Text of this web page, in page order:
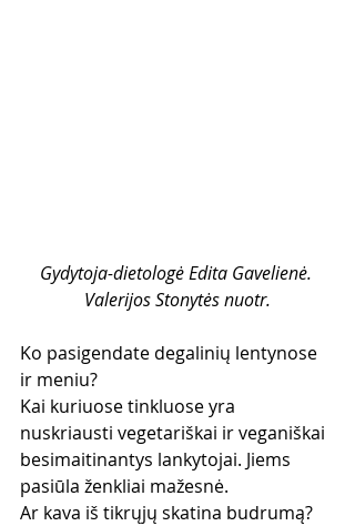
Gydytoja-dietologė Edita Gavelienė.
Valerijos Stonytės nuotr.
Ko pasigendate degalinių lentynose
ir meniu?
Kai kuriuose tinkluose yra
nuskriausti vegetariškai ir veganiškai
besimaitinantys lankytojai. Jiems
pasiūla ženkliai mažesnė.
Ar kava iš tikrųjų skatina budrumą?